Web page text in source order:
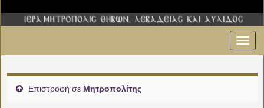
Επιστροφή σε Μητροπολίτης